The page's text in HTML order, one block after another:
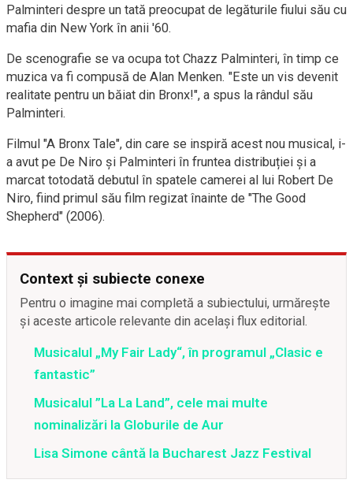
Palminteri despre un tată preocupat de legăturile fiului său cu
mafia din New York în anii '60.
De scenografie se va ocupa tot Chazz Palminteri, în timp ce
muzica va fi compusă de Alan Menken. "Este un vis devenit
realitate pentru un băiat din Bronx!", a spus la rândul său
Palminteri.
Filmul "A Bronx Tale", din care se inspiră acest nou musical, i-
a avut pe De Niro și Palminteri în fruntea distribuției și a
marcat totodată debutul în spatele camerei al lui Robert De
Niro, fiind primul său film regizat înainte de "The Good
Shepherd" (2006).
Context și subiecte conexe
Pentru o imagine mai completă a subiectului, urmărește
și aceste articole relevante din același flux editorial.
Musicalul „My Fair Lady“, în programul „Clasic e
fantastic”
Musicalul ”La La Land”, cele mai multe
nominalizări la Globurile de Aur
Lisa Simone cântă la Bucharest Jazz Festival